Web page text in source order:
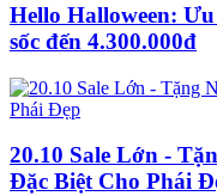
Hello Halloween:
sốc đến 4.300.000đ
20.10 Sale Lớn -
Đặc Biệt Cho Phái